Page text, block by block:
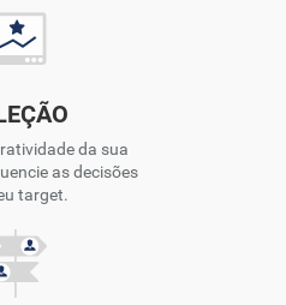
da sua
as decisões
target.